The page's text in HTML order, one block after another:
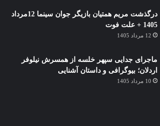
درگذشت مریم همتیان بازیگر جوان سینما 12مرداد
1405 + علت فوت
12 مرداد 1405
ماجرای جدایی سپهر خلسه از همسرش نیلوفر
اردلان؛ بیوگرافی و داستان آشنایی
10 مرداد 1405